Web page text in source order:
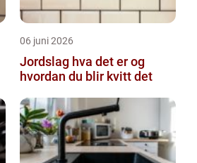
06 juni 2026
Jordslag hva det er og
hvordan du blir kvitt det